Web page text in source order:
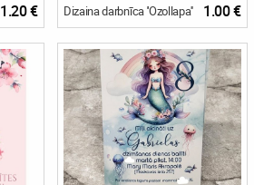
1.20 € Dizaina darbnīca ''Ozollapa'' 1.00 €